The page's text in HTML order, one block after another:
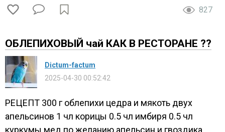
827
ОБЛЕПИХОВЫЙ чай КАК В РЕСТОРАНЕ ??
Dictum-factum
2025-04-30 00:52:42
РЕЦЕПТ 300 г облепихи цедра и мякоть двух
апельсинов 1 чл корицы 0.5 чл имбиря 0.5 чл
куркумы мед по желанию апельсин и гвоздика